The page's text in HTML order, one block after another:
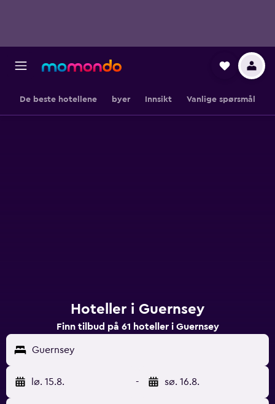
De beste hotellene byer Innsikt Vanlige spørsmål
Hoteller i Guernsey
Finn tilbud på 61 hoteller i Guernsey
Guernsey
lø. 15.8. - sø. 16.8.